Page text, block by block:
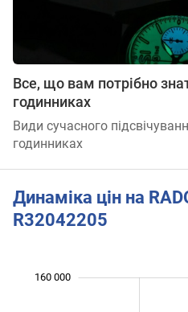
Все, що вам потрібно
годинниках
Види сучасного
годинниках
Динаміка цін на
R32042205
160 000